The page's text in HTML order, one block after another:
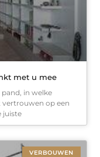
met u mee
in welke
vertrouwen op een
juiste
VERBOUWEN